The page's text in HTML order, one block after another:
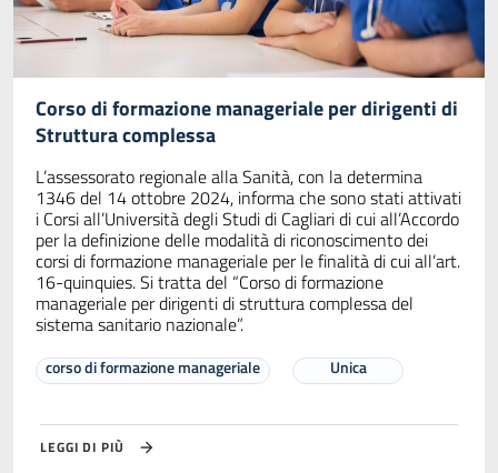
Corso di formazione manageriale per dirigenti di
Struttura complessa
L’assessorato regionale alla Sanità, con la determina
1346 del 14 ottobre 2024, informa che sono stati attivati
i Corsi all’Università degli Studi di Cagliari di cui all’Accordo
per la definizione delle modalità di riconoscimento dei
corsi di formazione manageriale per le finalità di cui all’art.
16-quinquies. Si tratta del “Corso di formazione
manageriale per dirigenti di struttura complessa del
sistema sanitario nazionale”.
corso di formazione manageriale Unica
LEGGI DI PIÙ